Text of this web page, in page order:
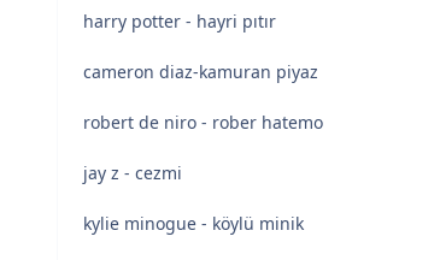
harry potter - hayri pıtır
cameron diaz-kamuran piyaz
robert de niro - rober hatemo
jay z - cezmi
kylie minogue - köylü minik